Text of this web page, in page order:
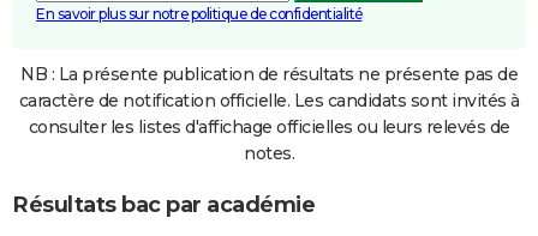
En savoir plus sur notre politique de confidentialité
NB : La présente publication de résultats ne présente pas de
caractère de notification officielle. Les candidats sont invités à
consulter les listes d'affichage officielles ou leurs relevés de
notes.
Résultats bac par académie